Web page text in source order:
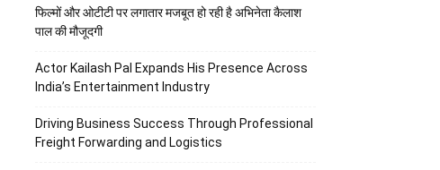
फिल्मों और ओटीटी पर लगातार मजबूत हो रही है अभिनेता कैलाश
पाल की मौजूदगी
Actor Kailash Pal Expands His Presence Across
India’s Entertainment Industry
Driving Business Success Through Professional
Freight Forwarding and Logistics